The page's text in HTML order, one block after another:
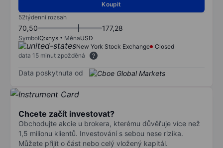
Koupit
52týdenní rozsah
70,50 177,28
SymbolQ:xnys MěnaUSD
New York Stock Exchange
Closed
data 15 minut zpožděná
Data poskytnuta od
Chcete začít investovat?
Obchodujte akcie u brokera, kterému důvěřuje více než
1,5 milionu klientů. Investování s sebou nese rizika.
Můžete přijít o část nebo celý vložený kapitál.